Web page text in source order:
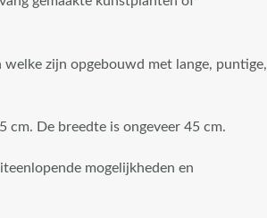
zijn opgebouwd met lange, puntige,
cm. De breedte is ongeveer 45 cm.
mogelijkheden en